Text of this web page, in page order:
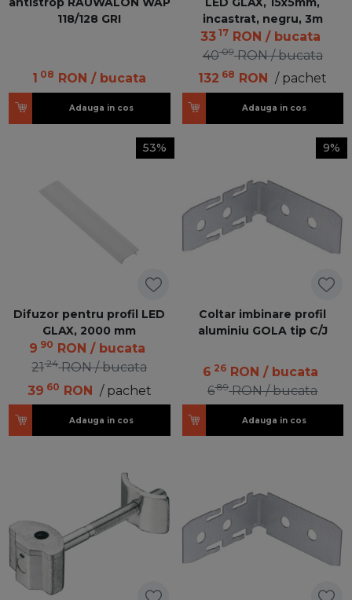
118/128 GRI
1 08 RON / bucata
Adauga in cos
incastrat, negru, 3m
33 17 RON / bucata
4009 RON / bucata
132 68 RON / pachet
Adauga in cos
53%
Difuzor pentru profil LED
GLAX, 2000 mm
9 90 RON / bucata
2124 RON / bucata
39 60 RON / pachet
Adauga in cos
9%
Coltar imbinare profil
aluminiu GOLA tip C/J
6 26 RON / bucata
689 RON / bucata
Adauga in cos